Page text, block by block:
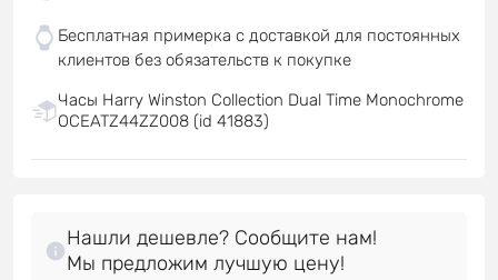
Бесплатная примерка с доставкой для постоянных
клиентов без обязательств к покупке
Часы Harry Winston Collection Dual Time Monochrome
OCEATZ44ZZ008 (id 41883)
Нашли дешевле? Сообщите нам!
Мы предложим лучшую цену!